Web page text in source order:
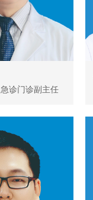
急诊门诊副主任